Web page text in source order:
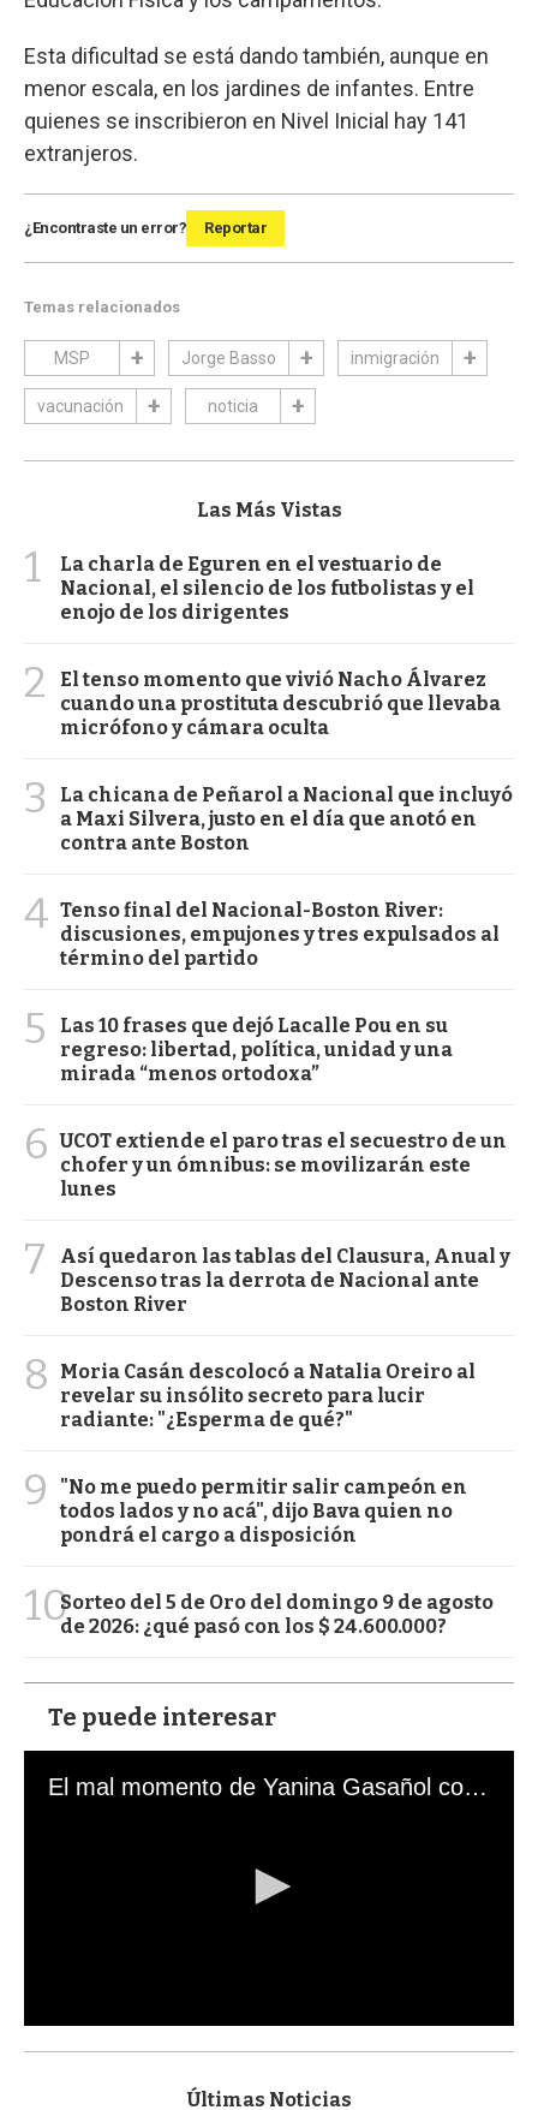
Esta dificultad se está dando también, aunque en
menor escala, en los jardines de infantes. Entre
quienes se inscribieron en Nivel Inicial hay 141
extranjeros.
¿Encontraste un error? Reportar
Temas relacionados
MSP Jorge Basso inmigración
vacunación noticia
Las Más Vistas
1
La charla de Eguren en el vestuario de
Nacional, el silencio de los futbolistas y el
enojo de los dirigentes
2
El tenso momento que vivió Nacho Álvarez
cuando una prostituta descubrió que llevaba
micrófono y cámara oculta
3
La chicana de Peñarol a Nacional que incluyó
a Maxi Silvera, justo en el día que anotó en
contra ante Boston
4 Tenso final del Nacional-Boston River:
discusiones, empujones y tres expulsados al
término del partido
5
Las 10 frases que dejó Lacalle Pou en su
regreso: libertad, política, unidad y una
mirada “menos ortodoxa”
6 UCOT extiende el paro tras el secuestro de un
chofer y un ómnibus: se movilizarán este
lunes
7
Así quedaron las tablas del Clausura, Anual y
Descenso tras la derrota de Nacional ante
Boston River
8
Moria Casán descolocó a Natalia Oreiro al
revelar su insólito secreto para lucir
radiante: "¿Esperma de qué?"
9
"No me puedo permitir salir campeón en
todos lados y no acá", dijo Bava quien no
pondrá el cargo a disposición
10Sorteo del 5 de Oro del domingo 9 de agosto
de 2026: ¿qué pasó con los $ 24.600.000?
Te puede interesar
El mal momento de Yanina Gasañol con un hincha argentino en "Subrayado"
s
Últimas Noticias